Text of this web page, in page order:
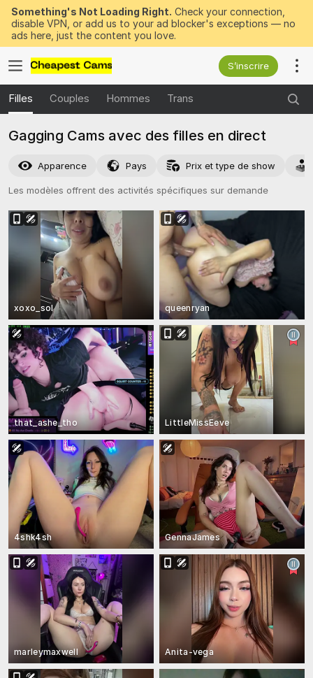
Something's Not Loading Right. Check your connection,
disable VPN, or add us to your ad blocker's exceptions — no
ads here, just the content you love.
S’inscrire
Filles Couples Hommes Trans
Gagging Cams avec des filles en direct
Apparence Pays Prix et type de show
Les modèles offrent des activités spécifiques sur demande
xoxo_sol queenryan
that_ashe_tho LittleMissEeve
4shk4sh GennaJames
marleymaxwell Anita-vega